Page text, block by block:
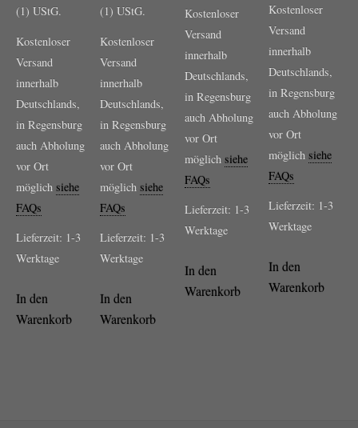
(1) UStG.
Kostenloser
Versand
innerhalb
Deutschlands,
in Regensburg
auch Abholung
vor Ort
möglich siehe
FAQs
Lieferzeit: 1-3
Werktage
In den
Warenkorb
(1) UStG.
Kostenloser
Versand
innerhalb
Deutschlands,
in Regensburg
auch Abholung
vor Ort
möglichsiehe
FAQs
Lieferzeit: 1-3
Werktage
In den
Warenkorb
Kostenloser
Versand
innerhalb
Deutschlands,
in Regensburg
auch Abholung
vor Ort
möglich siehe
FAQs
Lieferzeit: 1-3
Werktage
In den
Warenkorb
Kostenloser
Versand
innerhalb
Deutschlands,
in Regensburg
auch Abholung
vor Ort
möglichsiehe
FAQs
Lieferzeit: 1-3
Werktage
In den
Warenkorb